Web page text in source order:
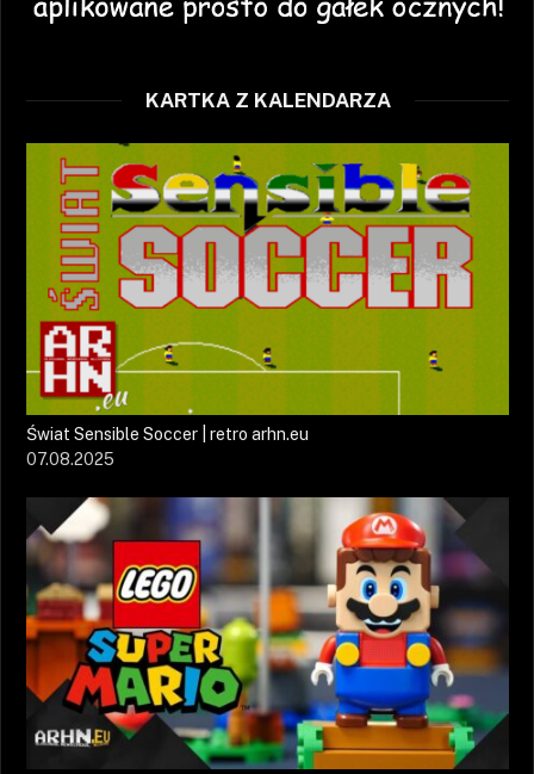
KARTKA Z KALENDARZA
Świat Sensible Soccer | retro arhn.eu
07.08.2025